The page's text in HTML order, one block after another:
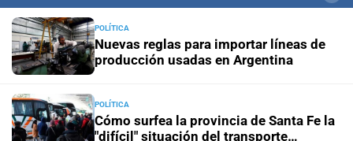
En Asociación con:
POLÍTICA
Nuevas reglas para importar líneas de
producción usadas en Argentina
POLÍTICA
Cómo surfea la provincia de Santa Fe la
"difícil" situación del transporte